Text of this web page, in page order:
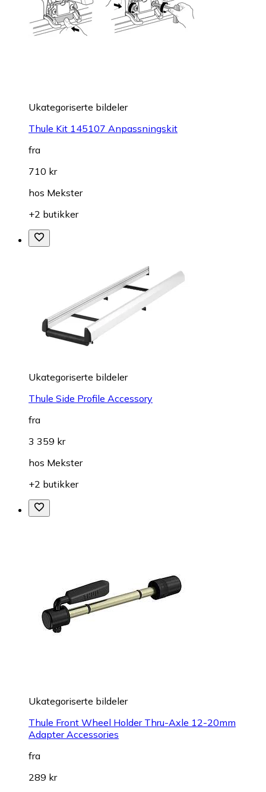
Ukategoriserte bildeler
Thule Kit 145107 Anpassningskit
fra
710 kr
hos Mekster
+2 butikker
Ukategoriserte bildeler
Thule Side Profile Accessory
fra
3 359 kr
hos Mekster
+2 butikker
Ukategoriserte bildeler
Thule Front Wheel Holder Thru-Axle 12-20mm
Adapter Accessories
fra
289 kr